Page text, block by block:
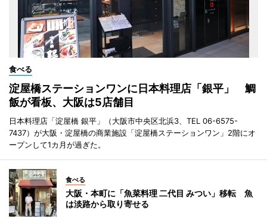
食べる
淀屋橋ステーションワンに日本料理店「銀平」 鯛
飯が看板、大阪は5店舗目
日本料理店「淀屋橋 銀平」（大阪市中央区北浜3、TEL 06-6575-
7437）が大阪・淀屋橋の商業施設「淀屋橋ステーションワン」2階にオ
ープンして1カ月が過ぎた。
食べる
大阪・本町に「魚菜料理 二代目 みつい」移転 魚
は淡路から取り寄せる